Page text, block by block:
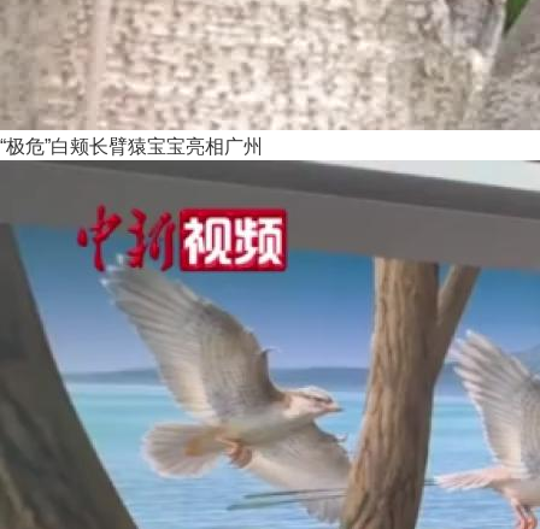
“极危”白颊长臂猿宝宝亮相广州